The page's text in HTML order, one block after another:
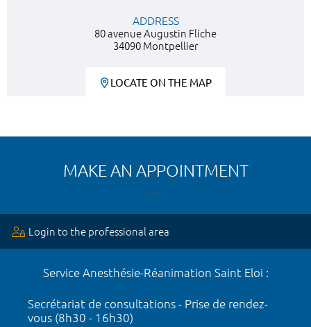
ADDRESS
80 avenue Augustin Fliche
34090 Montpellier
LOCATE ON THE MAP
MAKE AN APPOINTMENT
Login to the professional area
Service Anesthésie-Réanimation Saint Eloi :
Secrétariat de consultations - Prise de rendez-
vous (8h30 - 16h30)